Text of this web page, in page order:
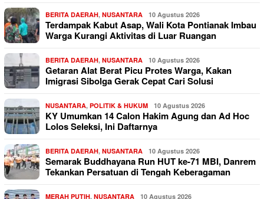
BERITA DAERAH, NUSANTARA 10 Agustus 2026
Terdampak Kabut Asap, Wali Kota Pontianak Imbau
Warga Kurangi Aktivitas di Luar Ruangan
BERITA DAERAH, NUSANTARA 10 Agustus 2026
Getaran Alat Berat Picu Protes Warga, Kakan
Imigrasi Sibolga Gerak Cepat Cari Solusi
NUSANTARA, POLITIK & HUKUM 10 Agustus 2026
KY Umumkan 14 Calon Hakim Agung dan Ad Hoc
Lolos Seleksi, Ini Daftarnya
BERITA DAERAH, NUSANTARA 10 Agustus 2026
Semarak Buddhayana Run HUT ke-71 MBI, Danrem
Tekankan Persatuan di Tengah Keberagaman
MERAH PUTIH, NUSANTARA 10 Agustus 2026